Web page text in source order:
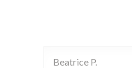
Beatrice P